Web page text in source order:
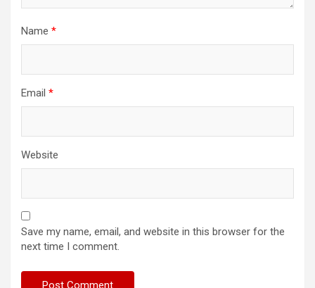
Name *
Email *
Website
Save my name, email, and website in this browser for the
next time I comment.